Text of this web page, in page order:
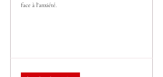
face à l'anxiété.